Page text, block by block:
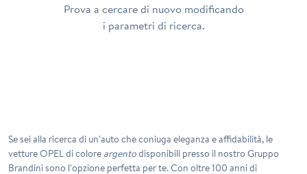
Prova a cercare di nuovo modificando
i parametri di ricerca.
Se sei alla ricerca di un'auto che coniuga eleganza e affidabilità, le
vettureOPELdi colore argentodisponibili presso il nostro Gruppo
Brandini sono l'opzione perfetta per te. Con oltre 100 anni di